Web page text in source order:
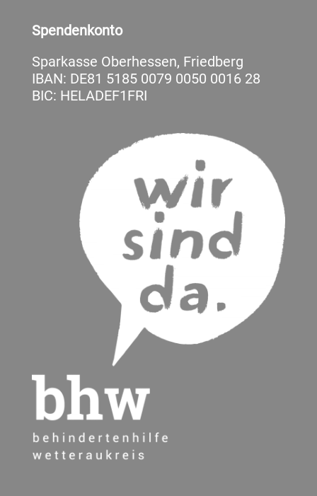
Spendenkonto
Sparkasse Oberhessen, Friedberg
IBAN: DE81 5185 0079 0050 0016 28
BIC: HELADEF1FRI